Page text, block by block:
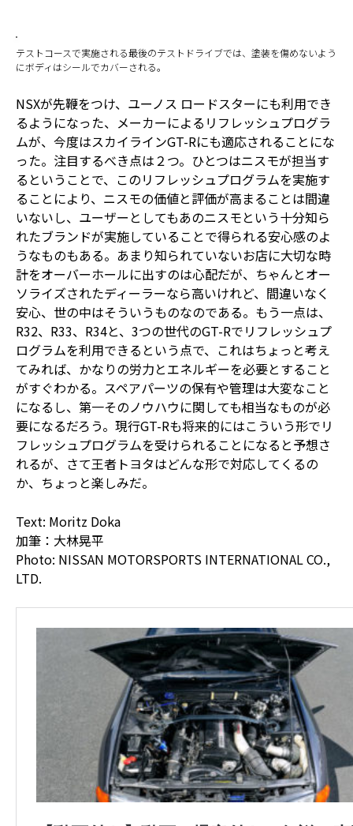
テストコースで実施される最後のテストドライブでは、塗装を傷めないよう
にボディはシールでカバーされる。
NSXが先鞭をつけ、ユーノス ロードスターにも利用でき
るようになった、メーカーによるリフレッシュプログラ
ムが、今度はスカイラインGT-Rにも適応されることにな
った。注目するべき点は２つ。ひとつはニスモが担当す
るということで、このリフレッシュプログラムを実施す
ることにより、ニスモの価値と評価が高まることは間違
いないし、ユーザーとしてもあのニスモという十分知ら
れたブランドが実施していることで得られる安心感のよ
うなものもある。あまり知られていないお店に大切な時
計をオーバーホールに出すのは心配だが、ちゃんとオー
ソライズされたディーラーなら高いけれど、間違いなく
安心、世の中はそういうものなのである。もう一点は、
R32、R33、R34と、3つの世代のGT-Rでリフレッシュプ
ログラムを利用できるという点で、これはちょっと考え
てみれば、かなりの労力とエネルギーを必要とすること
がすぐわかる。スペアパーツの保有や管理は大変なこと
になるし、第一そのノウハウに関しても相当なものが必
要になるだろう。現行GT-Rも将来的にはこういう形でリ
フレッシュプログラムを受けられることになると予想さ
れるが、さて王者トヨタはどんな形で対応してくるの
か、ちょっと楽しみだ。
Text: Moritz Doka
加筆：大林晃平
Photo: NISSAN MOTORSPORTS INTERNATIONAL CO.,
LTD.